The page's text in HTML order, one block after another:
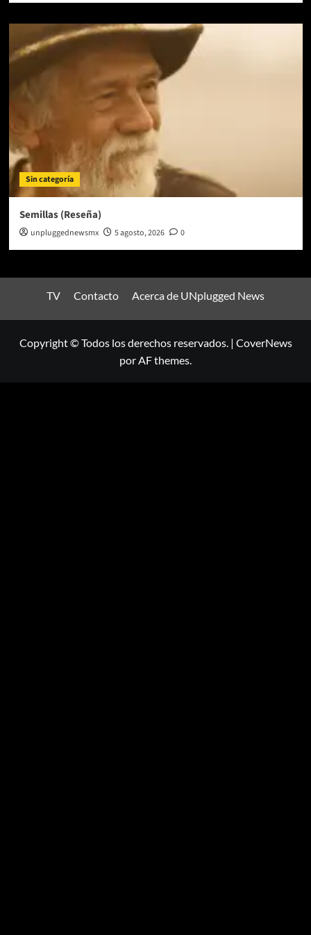
Sin categoría
Semillas (Reseña)
unpluggednewsmx 5 agosto, 2026 0
TV Contacto Acerca de UNplugged News
Copyright © Todos los derechos reservados. | CoverNews
por AF themes.